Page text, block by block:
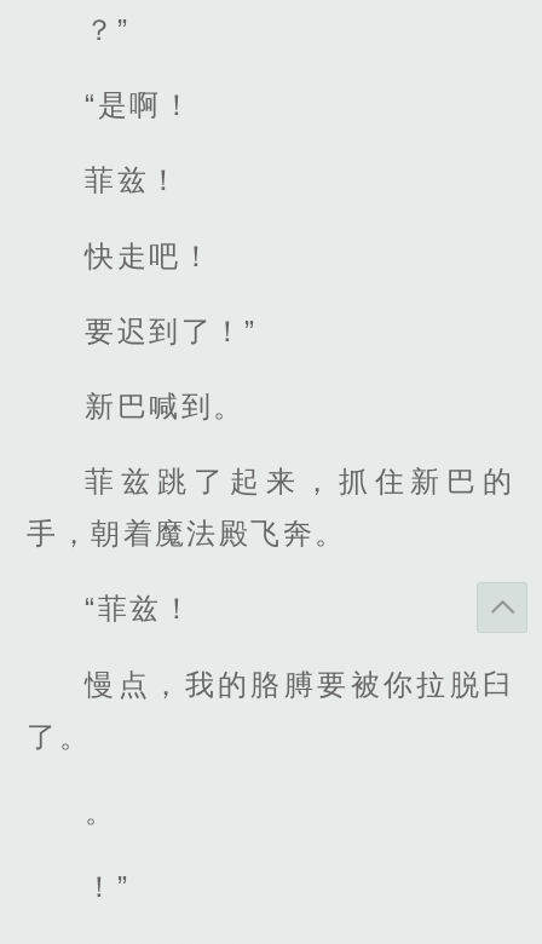
？”
“是啊！
菲兹！
快走吧！
要迟到了！”
新巴喊到。
菲兹跳了起来，抓住新巴的
手，朝着魔法殿飞奔。
“菲兹！
慢点，我的胳膊要被你拉脱臼
了。
。
！”